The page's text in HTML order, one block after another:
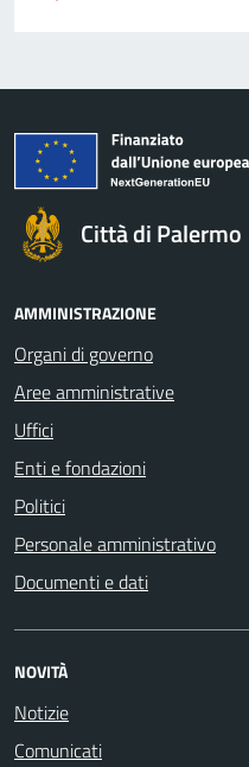
Città di Palermo
AMMINISTRAZIONE
Organi di governo
Aree amministrative
Uffici
Enti e fondazioni
Politici
Personale amministrativo
Documenti e dati
NOVITÀ
Notizie
Comunicati